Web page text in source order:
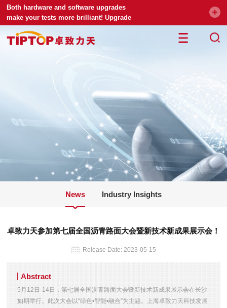
Both hardware and software upgrades
make your tests more brilliant! Upgrade
your universal testing machine
News Industry Insights
卓致力天参加第七届全国沥青路面大会暨新技术新成果展示会！
Release Date: 2023-05-15
Abstract
5月12日-14日，第七届全国沥青路面大会暨新技术新成果展示会在长沙
如期举行。此次大会以“绿色•智能•融合”为主题。上海卓致力天科技发展